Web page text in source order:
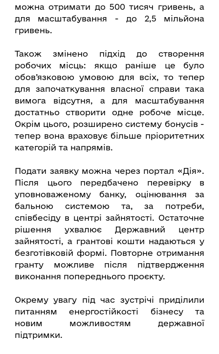
можна отримати до 500 тисяч гривень, а
для масштабування - до 2,5 мільйона
гривень.
Також змінено підхід до створення
робочих місць: якщо раніше це було
обов’язковою умовою для всіх, то тепер
для започаткування власної справи така
вимога відсутня, а для масштабування
достатньо створити одне робоче місце.
Окрім цього, розширено систему бонусів -
тепер вона враховує більше пріоритетних
категорій та напрямів.
Подати заявку можна через портал «Дія».
Після цього передбачено перевірку в
уповноваженому банку, оцінювання за
бальною системою та, за потреби,
співбесіду в центрі зайнятості. Остаточне
рішення ухвалює Державний центр
зайнятості, а грантові кошти надаються у
безготівковій формі. Повторне отримання
гранту можливе після підтвердження
виконання попереднього проєкту.
Окрему увагу під час зустрічі приділили
питанням енергостійкості бізнесу та
новим можливостям державної
підтримки.